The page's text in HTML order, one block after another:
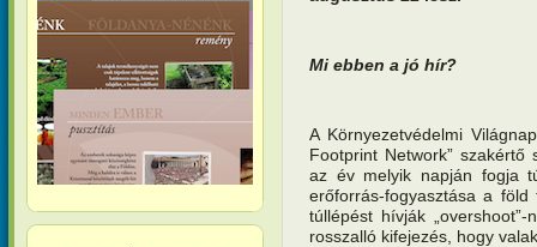
Mi ebben a jó hír?
A Környezetvédelmi
Footprint Network”
az év melyik napján fogja
erőforrás-fogyasztása a
túllépést hívják
rosszalló kifejezés, hogy